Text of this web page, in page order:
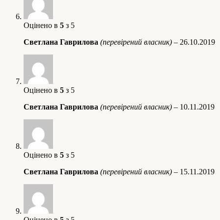
Оцінено в 5 з 5
Светлана Гаврилова (перевірений власник) – 26.10.2019
Оцінено в 5 з 5
Светлана Гаврилова (перевірений власник) – 10.11.2019
Оцінено в 5 з 5
Светлана Гаврилова (перевірений власник) – 15.11.2019